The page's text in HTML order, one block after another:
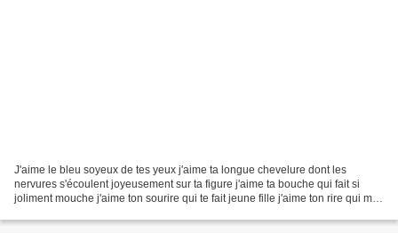
J'aime le bleu soyeux de tes yeux j'aime ta longue chevelure dont les
nervures s'écoulent joyeusement sur ta figure j'aime ta bouche qui fait si
joliment mouche j'aime ton sourire qui te fait jeune fille j'aime ton rire qui me